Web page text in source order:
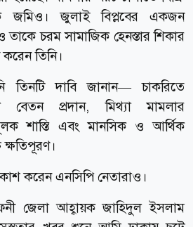
জমিও। জুলাই বিপ্লবের একজন
তাকে চরম সামাজিক হেনস্তার শিকার
তিনি।
তিনটি দাবি জানান— চাকরিতে
প্রদান, মিথ্যা মামলার
শাস্তি এবং মানসিক ও আর্থিক
ক্ষতিপূরণ।
করেন এনসিপি নেতারাও।
জেলা আহ্বায়ক জাহিদুল ইসলাম